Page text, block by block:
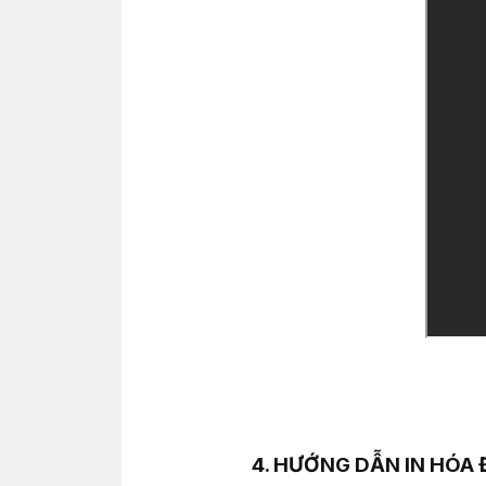
4. HƯỚNG DẪN IN HÓA